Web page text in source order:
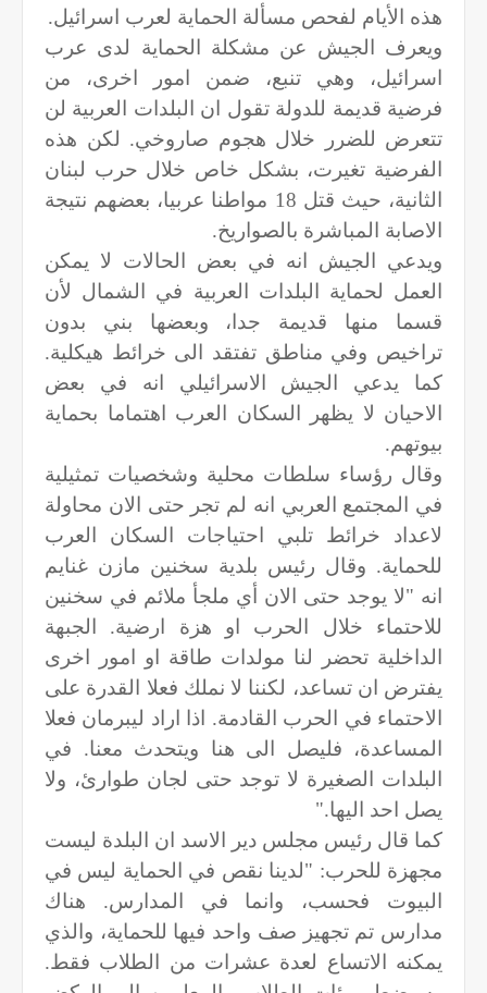
هذه الأيام لفحص مسألة الحماية لعرب اسرائيل.
ويعرف الجيش عن مشكلة الحماية لدى عرب
اسرائيل، وهي تنبع، ضمن امور اخرى، من
فرضية قديمة للدولة تقول ان البلدات العربية لن
تتعرض للضرر خلال هجوم صاروخي. لكن هذه
الفرضية تغيرت، بشكل خاص خلال حرب لبنان
الثانية، حيث قتل 18 مواطنا عربيا، بعضهم نتيجة
الاصابة المباشرة بالصواريخ.
ويدعي الجيش انه في بعض الحالات لا يمكن
العمل لحماية البلدات العربية في الشمال لأن
قسما منها قديمة جدا، وبعضها بني بدون
تراخيص وفي مناطق تفتقد الى خرائط هيكلية.
كما يدعي الجيش الاسرائيلي انه في بعض
الاحيان لا يظهر السكان العرب اهتماما بحماية
بيوتهم.
وقال رؤساء سلطات محلية وشخصيات تمثيلية
في المجتمع العربي انه لم تجر حتى الان محاولة
لاعداد خرائط تلبي احتياجات السكان العرب
للحماية. وقال رئيس بلدية سخنين مازن غنايم
انه "لا يوجد حتى الان أي ملجأ ملائم في سخنين
للاحتماء خلال الحرب او هزة ارضية. الجبهة
الداخلية تحضر لنا مولدات طاقة او امور اخرى
يفترض ان تساعد، لكننا لا نملك فعلا القدرة على
الاحتماء في الحرب القادمة. اذا اراد ليبرمان فعلا
المساعدة، فليصل الى هنا ويتحدث معنا. في
البلدات الصغيرة لا توجد حتى لجان طوارئ، ولا
يصل احد اليها".
كما قال رئيس مجلس دير الاسد ان البلدة ليست
مجهزة للحرب: "لدينا نقص في الحماية ليس في
البيوت فحسب، وانما في المدارس. هناك
مدارس تم تجهيز صف واحد فيها للحماية، والذي
يمكنه الاتساع لعدة عشرات من الطلاب فقط.